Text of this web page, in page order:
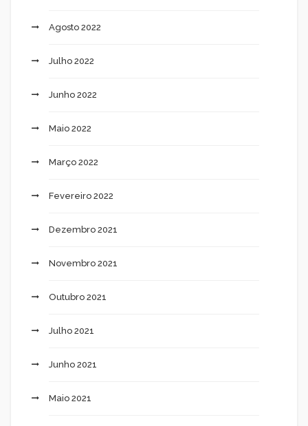
Agosto 2022
Julho 2022
Junho 2022
Maio 2022
Março 2022
Fevereiro 2022
Dezembro 2021
Novembro 2021
Outubro 2021
Julho 2021
Junho 2021
Maio 2021